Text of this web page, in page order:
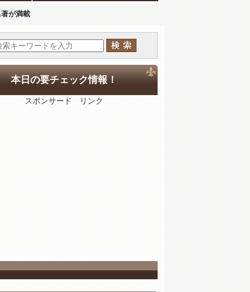
が満載
本日の要チェック情報！
スポンサード リンク